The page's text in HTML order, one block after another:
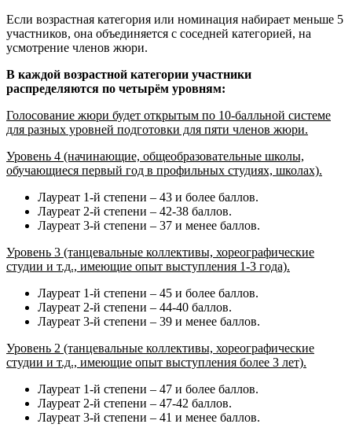
Если возрастная категория или номинация набирает меньше 5
участников, она объединяется с соседней категорией, на
усмотрение членов жюри.
В каждой возрастной категории участники
распределяются по четырём уровням:
Голосование жюри будет открытым по 10-балльной системе
для разных уровней подготовки для пяти членов жюри.
Уровень 4 (начинающие, общеобразовательные школы,
обучающиеся первый год в профильных студиях, школах).
Лауреат 1-й степени – 43 и более баллов.
Лауреат 2-й степени – 42-38 баллов.
Лауреат 3-й степени – 37 и менее баллов.
Уровень 3 (танцевальные коллективы, хореографические
студии и т.д., имеющие опыт выступления 1-3 года).
Лауреат 1-й степени – 45 и более баллов.
Лауреат 2-й степени – 44-40 баллов.
Лауреат 3-й степени – 39 и менее баллов.
Уровень 2 (танцевальные коллективы, хореографические
студии и т.д., имеющие опыт выступления более 3 лет).
Лауреат 1-й степени – 47 и более баллов.
Лауреат 2-й степени – 47-42 баллов.
Лауреат 3-й степени – 41 и менее баллов.